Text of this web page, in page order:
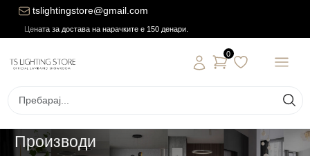
tslightingstore@gmail.com
Цената за достава на нарачките е 150 денари.
0
Производи